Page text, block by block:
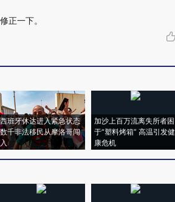
正一下。
西班牙休达进入紧急状态
数千非法移民从摩洛哥闯
入
加沙上百万流离失所者困
于“塑料烤箱” 高温引发健
康危机